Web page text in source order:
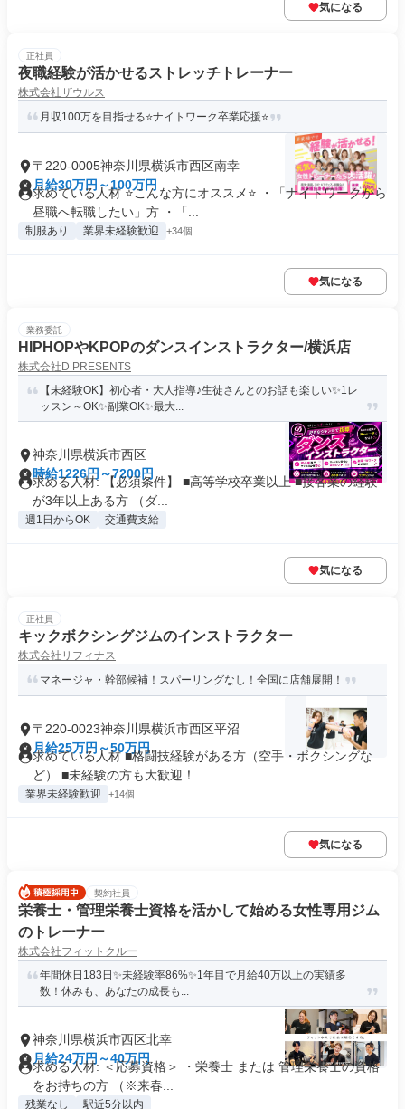
気になる
正社員
夜職経験が活かせるストレッチトレーナー
株式会社ザウルス
月収100万を目指せる⭐ナイトワーク卒業応援⭐
〒220-0005神奈川県横浜市西区南幸
月給30万円～100万円
求めている人材 ⭐こんな方にオススメ⭐ ・「ナイトワークから
昼職へ転職したい」方 ・「...
制服あり 業界未経験歓迎 +34個
気になる
業務委託
HIPHOPやKPOPのダンスインストラクター/横浜店
株式会社D PRESENTS
【未経験OK】初心者・大人指導♪生徒さんとのお話も楽しい✨1レ
ッスン～OK✨副業OK✨最大...
神奈川県横浜市西区
時給1226円～7200円
求める人材: 【必須条件】 ■高等学校卒業以上 ■接客業の経験
が3年以上ある方 （ダ...
週1日からOK 交通費支給
気になる
正社員
キックボクシングジムのインストラクター
株式会社リフィナス
マネージャ・幹部候補！スパーリングなし！全国に店舗展開！
〒220-0023神奈川県横浜市西区平沼
月給25万円～50万円
求めている人材 ■格闘技経験がある方（空手・ボクシングな
ど） ■未経験の方も大歓迎！ ...
業界未経験歓迎 +14個
気になる
契約社員
栄養士・管理栄養士資格を活かして始める女性専用ジム
のトレーナー
株式会社フィットクルー
年間休日183日✨未経験率86%✨1年目で月給40万以上の実績多
数！休みも、あなたの成長も...
神奈川県横浜市西区北幸
月給24万円～40万円
求める人材: ＜応募資格＞ ・栄養士 または 管理栄養士の資格
をお持ちの方 （※来春...
残業なし 駅近5分以内